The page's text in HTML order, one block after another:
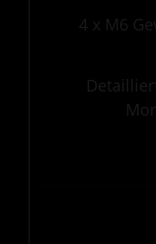
4 x M6